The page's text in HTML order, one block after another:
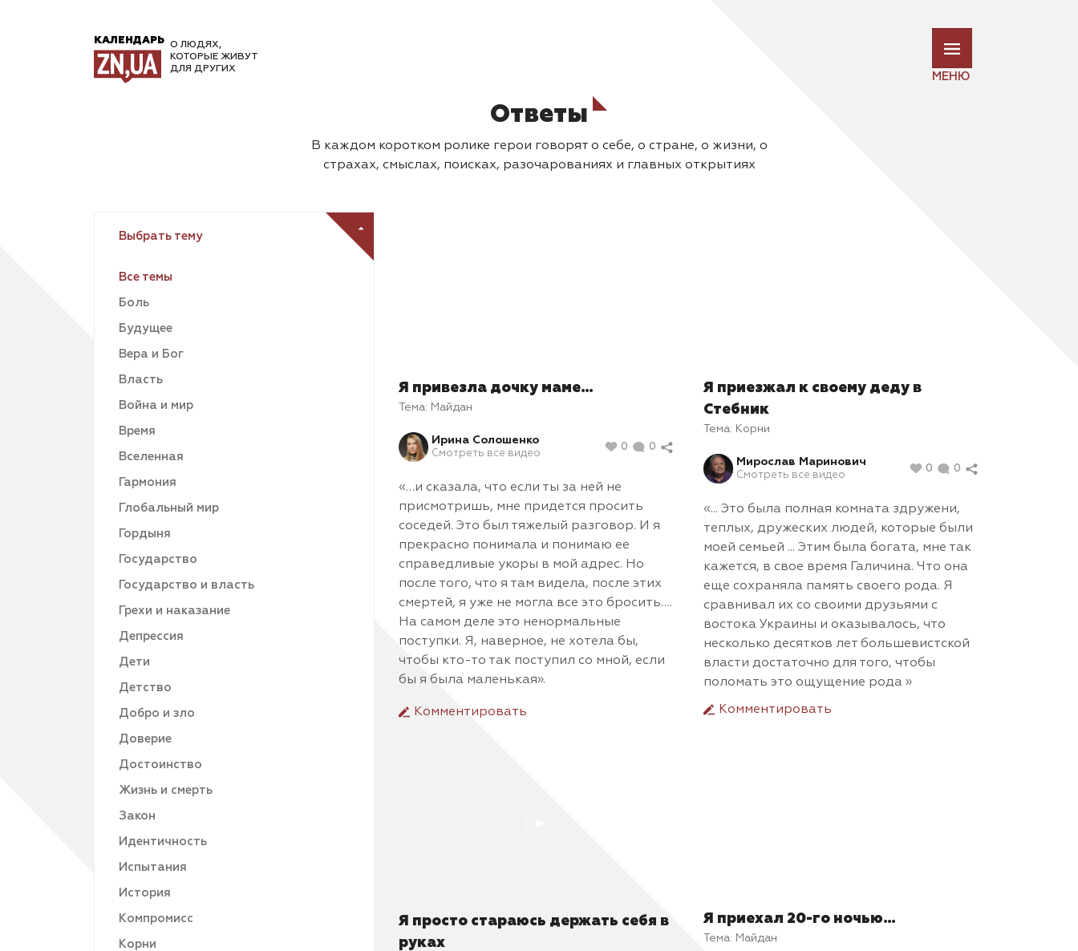
КАЛЕНДАРЬ О ЛЮДЯХ,
КОТОРЫЕ ЖИВУТ
ДЛЯ ДРУГИХ
МЕНЮ
Ответы
В каждом коротком ролике герои говорят о себе, о стране, о жизни, о
страхах, смыслах, поисках, разочарованиях и главных открытиях
Выбрать тему
Все темы
Боль
Будущее
Вера и Бог
Власть
Война и мир
Время
Вселенная
Гармония
Глобальный мир
Гордыня
Государство
Государство и власть
Грехи и наказание
Депрессия
Дети
Детство
Добро и зло
Доверие
Достоинство
Жизнь и смерть
Закон
Идентичность
Испытания
История
Компромисс
Корни
Я привезла дочку маме…
Тема: Майдан
Ирина Солошенко
Смотреть все видео
0 0
«…и сказала, что если ты за ней не
присмотришь, мне придется просить
соседей. Это был тяжелый разговор. И я
прекрасно понимала и понимаю ее
справедливые укоры в мой адрес. Но
после того, что я там видела, после этих
смертей, я уже не могла все это бросить….
На самом деле это ненормальные
поступки. Я, наверное, не хотела бы,
чтобы кто-то так поступил со мной, если
бы я была маленькая».
Комментировать
Я приезжал к своему деду в
Стебник
Тема: Корни
Мирослав Маринович
Смотреть все видео
0 0
«... Это была полная комната здружени,
теплых, дружеских людей, которые были
моей семьей ... Этим была богата, мне так
кажется, в свое время Галичина. Что она
еще сохраняла память своего рода. Я
сравнивал их со своими друзьями с
востока Украины и оказывалось, что
несколько десятков лет большевистской
власти достаточно для того, чтобы
поломать это ощущение рода »
Комментировать
Я приехал 20-го ночью…
Тема: Майдан
Я просто стараюсь держать себя в
руках